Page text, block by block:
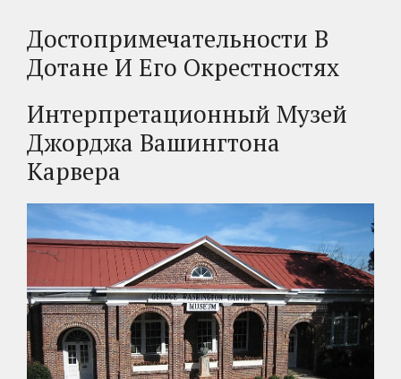
Достопримечательности В
Дотане И Его Окрестностях
Интерпретационный Музей
Джорджа Вашингтона
Карвера